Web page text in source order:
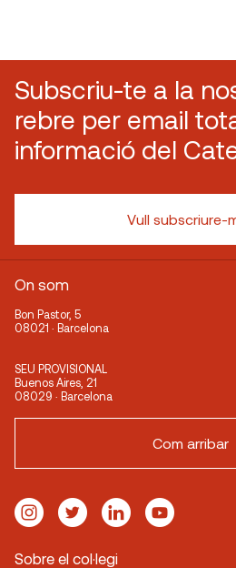
Subscriu-te a la
rebre per email
informació del
Vull subscriure-
On som
Bon Pastor, 5
08021 · Barcelona
SEU PROVISIONAL
Buenos Aires, 21
08029 · Barcelona
Com arribar
Sobre el col·legi